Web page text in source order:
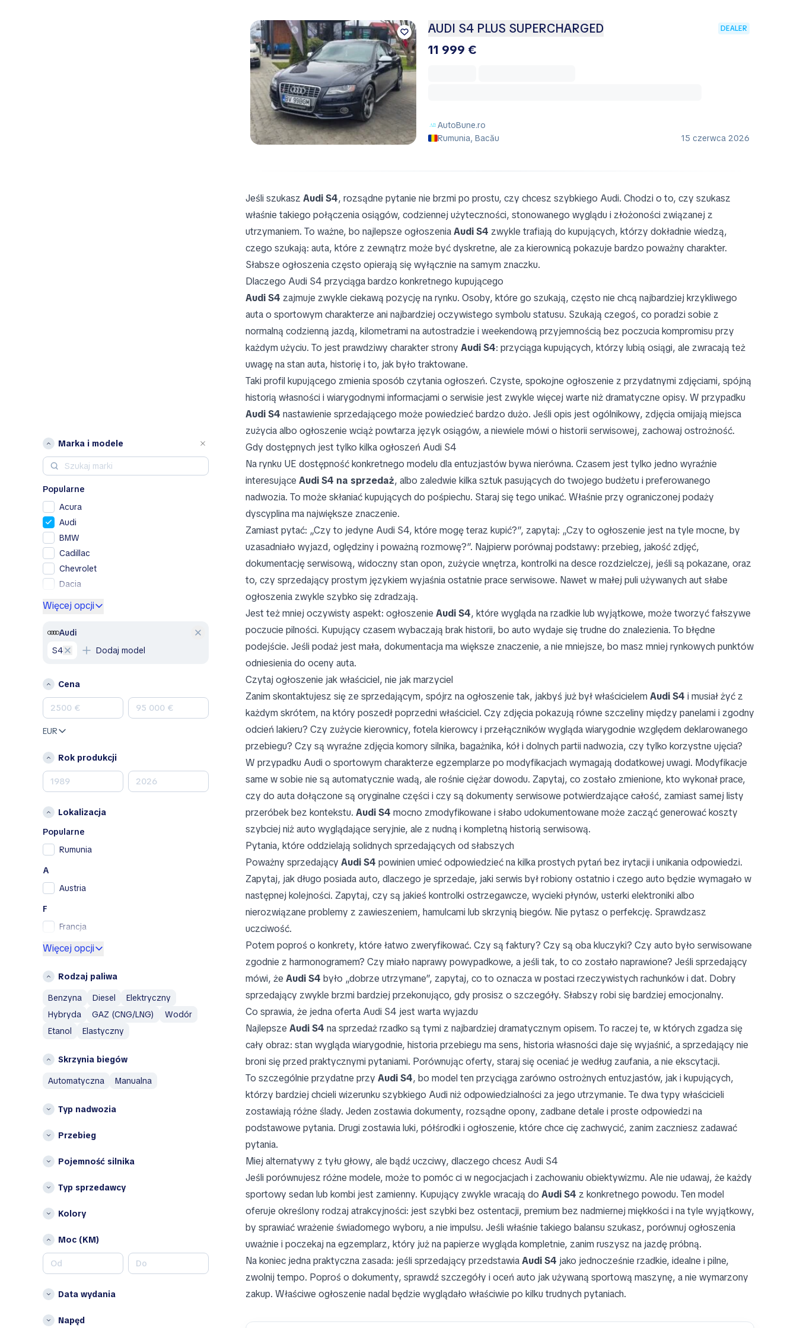
Marka i modele
Popularne
Acura
Audi
BMW
Cadillac
Chevrolet
Dacia
Ford
GMC
Honda
Land Rover
Mercedes-Benz
MINI
Nissan
Peugeot
Porsche
RAM
Skoda
Subaru
Volkswagen
AM General
AMC
Austin
Avatr
B
Bentley
Bestune
Bugatti
Chery
Chrysler
Więcej opcji
Audi
S4
Dodaj model
Cena
EUR
Rok produkcji
Lokalizacja
Popularne
Rumunia
A
Austria
F
Francja
G
H
Hiszpania
Holandia
Islandia
N
Niemcy
P
W
Włochy
Inne
Belgia
Bułgaria
Cypr
Więcej opcji
Rodzaj paliwa
Benzyna
Diesel
Elektryczny
Hybryda
GAZ (CNG/LNG)
Wodór
Etanol
Elastyczny
Skrzynia biegów
automatyczna
manualna
Typ nadwozia
Przebieg
Pojemność silnika
Typ sprzedawcy
Kolory
Moc (KM)
Data wydania
Napęd
AUDI S4 PLUS SUPERCHARGED DEALER
11 999 €
AutoBune.ro
Rumunia, Bacău
15 czerwca 2026
Jeśli szukasz Audi S4, rozsądne pytanie nie brzmi po prostu, czy chcesz szybkiego Audi. Chodzi o to, czy szukasz
właśnie takiego połączenia osiągów, codziennej użyteczności, stonowanego wyglądu i złożoności związanej z
utrzymaniem. To ważne, bo najlepsze ogłoszeniaAudi S4 zwykle trafiają do kupujących, którzy dokładnie wiedzą,
czego szukają: auta, które z zewnątrz może być dyskretne, ale za kierownicą pokazuje bardzo poważny charakter.
Słabsze ogłoszenia często opierają się wyłącznie na samym znaczku.
Dlaczego Audi S4 przyciąga bardzo konkretnego kupującego
Audi S4 zajmuje zwykle ciekawą pozycję na rynku. Osoby, które go szukają, często nie chcą najbardziej krzykliwego
auta o sportowym charakterze ani najbardziej oczywistego symbolu statusu. Szukają czegoś, co poradzi sobie z
normalną codzienną jazdą, kilometrami na autostradzie i weekendową przyjemnością bez poczucia kompromisu przy
każdym użyciu. To jest prawdziwy charakter strony Audi S4: przyciąga kupujących, którzy lubią osiągi, ale zwracają też
uwagę na stan auta, historię i to, jak było traktowane.
Taki profil kupującego zmienia sposób czytania ogłoszeń. Czyste, spokojne ogłoszenie z przydatnymi zdjęciami, spójną
historią własności i wiarygodnymi informacjami o serwisie jest zwykle więcej warte niż dramatyczne opisy. W przypadku
Audi S4 nastawienie sprzedającego może powiedzieć bardzo dużo. Jeśli opis jest ogólnikowy, zdjęcia omijają miejsca
zużycia albo ogłoszenie wciąż powtarza język osiągów, a niewiele mówi o historii serwisowej, zachowaj ostrożność.
Gdy dostępnych jest tylko kilka ogłoszeń Audi S4
Na rynku UE dostępność konkretnego modelu dla entuzjastów bywa nierówna. Czasem jest tylko jedno wyraźnie
interesujące Audi S4 na sprzedaż, albo zaledwie kilka sztuk pasujących do twojego budżetu i preferowanego
nadwozia. To może skłaniać kupujących do pośpiechu. Staraj się tego unikać. Właśnie przy ograniczonej podaży
dyscyplina ma największe znaczenie.
Zamiast pytać: „Czy to jedyne Audi S4, które mogę teraz kupić?”, zapytaj: „Czy to ogłoszenie jest na tyle mocne, by
uzasadniało wyjazd, oględziny i poważną rozmowę?”. Najpierw porównaj podstawy: przebieg, jakość zdjęć,
dokumentację serwisową, widoczny stan opon, zużycie wnętrza, kontrolki na desce rozdzielczej, jeśli są pokazane, oraz
to, czy sprzedający prostym językiem wyjaśnia ostatnie prace serwisowe. Nawet w małej puli używanych aut słabe
ogłoszenia zwykle szybko się zdradzają.
Jest też mniej oczywisty aspekt: ogłoszenie Audi S4, które wygląda na rzadkie lub wyjątkowe, może tworzyć fałszywe
poczucie pilności. Kupujący czasem wybaczają brak historii, bo auto wydaje się trudne do znalezienia. To błędne
podejście. Jeśli podaż jest mała, dokumentacja ma większe znaczenie, a nie mniejsze, bo masz mniej rynkowych punktów
odniesienia do oceny auta.
Czytaj ogłoszenie jak właściciel, nie jak marzyciel
Zanim skontaktujesz się ze sprzedającym, spójrz na ogłoszenie tak, jakbyś już był właścicielem Audi S4 i musiał żyć z
każdym skrótem, na który poszedł poprzedni właściciel. Czy zdjęcia pokazują równe szczeliny między panelami i zgodny
odcień lakieru? Czy zużycie kierownicy, fotela kierowcy i przełączników wygląda wiarygodnie względem deklarowanego
przebiegu? Czy są wyraźne zdjęcia komory silnika, bagażnika, kół i dolnych partii nadwozia, czy tylko korzystne ujęcia?
W przypadku Audi o sportowym charakterze egzemplarze po modyfikacjach wymagają dodatkowej uwagi. Modyfikacje
same w sobie nie są automatycznie wadą, ale rośnie ciężar dowodu. Zapytaj, co zostało zmienione, kto wykonał prace,
czy do auta dołączone są oryginalne części i czy są dokumenty serwisowe potwierdzające całość, zamiast samej listy
przeróbek bez kontekstu. Audi S4 mocno zmodyfikowane i słabo udokumentowane może zacząć generować koszty
szybciej niż auto wyglądające seryjnie, ale z nudną i kompletną historią serwisową.
Pytania, które oddzielają solidnych sprzedających od słabszych
Poważny sprzedający Audi S4 powinien umieć odpowiedzieć na kilka prostych pytań bez irytacji i unikania odpowiedzi.
Zapytaj, jak długo posiada auto, dlaczego je sprzedaje, jaki serwis był robiony ostatnio i czego auto będzie wymagało w
następnej kolejności. Zapytaj, czy są jakieś kontrolki ostrzegawcze, wycieki płynów, usterki elektroniki albo
nierozwiązane problemy z zawieszeniem, hamulcami lub skrzynią biegów. Nie pytasz o perfekcję. Sprawdzasz
uczciwość.
Potem poproś o konkrety, które łatwo zweryfikować. Czy są faktury? Czy są oba kluczyki? Czy auto było serwisowane
zgodnie z harmonogramem? Czy miało naprawy powypadkowe, a jeśli tak, to co zostało naprawione? Jeśli sprzedający
mówi, że Audi S4 było „dobrze utrzymane”, zapytaj, co to oznacza w postaci rzeczywistych rachunków i dat. Dobry
sprzedający zwykle brzmi bardziej przekonująco, gdy prosisz o szczegóły. Słabszy robi się bardziej emocjonalny.
Co sprawia, że jedna oferta Audi S4 jest warta wyjazdu
Najlepsze Audi S4 na sprzedaż rzadko są tymi z najbardziej dramatycznym opisem. To raczej te, w których zgadza się
cały obraz: stan wygląda wiarygodnie, historia przebiegu ma sens, historia własności daje się wyjaśnić, a sprzedający nie
broni się przed praktycznymi pytaniami. Porównując oferty, staraj się oceniać je według zaufania, a nie ekscytacji.
To szczególnie przydatne przy Audi S4, bo model ten przyciąga zarówno ostrożnych entuzjastów, jak i kupujących,
którzy bardziej chcieli wizerunku szybkiego Audi niż odpowiedzialności za jego utrzymanie. Te dwa typy właścicieli
zostawiają różne ślady. Jeden zostawia dokumenty, rozsądne opony, zadbane detale i proste odpowiedzi na
podstawowe pytania. Drugi zostawia luki, półśrodki i ogłoszenie, które chce cię zachwycić, zanim zaczniesz zadawać
pytania.
Miej alternatywy z tyłu głowy, ale bądź uczciwy, dlaczego chcesz Audi S4
Jeśli porównujesz różne modele, może to pomóc ci w negocjacjach i zachowaniu obiektywizmu. Ale nie udawaj, że każdy
sportowy sedan lub kombi jest zamienny. Kupujący zwykle wracają do Audi S4 z konkretnego powodu. Ten model
oferuje określony rodzaj atrakcyjności: jest szybki bez ostentacji, premium bez nadmiernej miękkości i na tyle wyjątkowy,
by sprawiać wrażenie świadomego wyboru, a nie impulsu. Jeśli właśnie takiego balansu szukasz, porównuj ogłoszenia
uważnie i poczekaj na egzemplarz, który już na papierze wygląda kompletnie, zanim ruszysz na jazdę próbną.
Na koniec jedna praktyczna zasada: jeśli sprzedający przedstawiaAudi S4 jako jednocześnie rzadkie, idealne i pilne,
zwolnij tempo. Poproś o dokumenty, sprawdź szczegóły i oceń auto jak używaną sportową maszynę, a nie wymarzony
zakup. Właściwe ogłoszenie nadal będzie wyglądało właściwie po kilku trudnych pytaniach.